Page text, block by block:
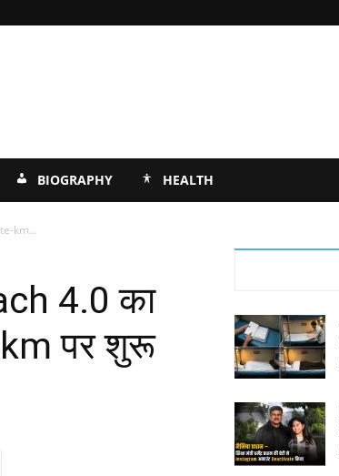
BIOGRAPHY HEALTH
km...
4.0 का
पर शुरू